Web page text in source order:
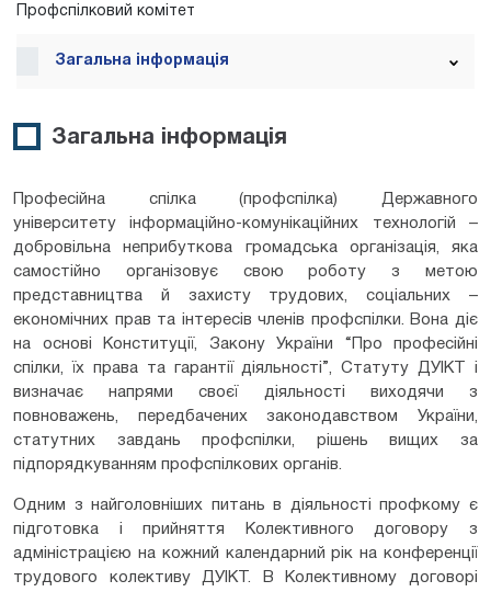
Профспілковий комітет
Загальна інформація
Загальна інформація
Професійна спілка (профспілка) Державного
університету інформаційно-комунікаційних технологій –
добровільна неприбуткова громадська організація, яка
самостійно організовує свою роботу з метою
представництва й захисту трудових, соціальних –
економічних прав та інтересів членів профспілки. Вона діє
на основі Конституції, Закону України “Про професійні
спілки, їх права та гарантії діяльності”, Статуту ДУІКТ і
визначає напрями своєї діяльності виходячи з
повноважень, передбачених законодавством України,
статутних завдань профспілки, рішень вищих за
підпорядкуванням профспілкових органів.
Одним з найголовніших питань в діяльності профкому є
підготовка і прийняття Колективного договору з
адміністрацією на кожний календарний рік на конференції
трудового колективу ДУІКТ. В Колективному договорі